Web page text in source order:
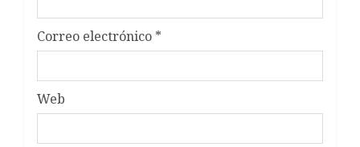
Correo electrónico *
Web